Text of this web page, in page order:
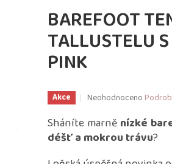
BAREFOOT
TALLUSTELU
PINK
Akce
Průměrné
produktu
0,0
Neohodnoceno
Sháníte marně nízké
déšť a mokrou trávu?